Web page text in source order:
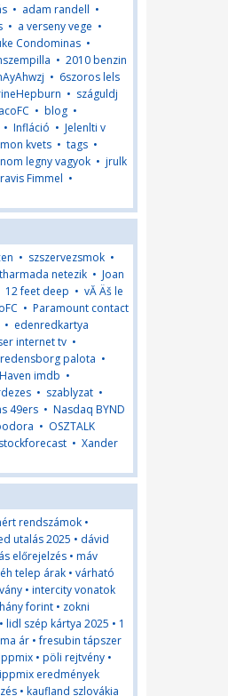
• adam randell •
• a verseny vege •
Condominas •
• 2010 benzin
• 6szoros lels
• száguldj
• blog •
• Infláció • Jelenlti v
kvets • tags •
legny vagyok • jrulk
Fimmel •
• szszervezsmok •
netezik • Joan
12 feet deep • vĂ Äš le
• Paramount contact
• edenredkartya
internet tv •
palota •
Haven imdb •
• szablyzat •
49ers • Nasdaq BYND
• OSZTALK
• Xander
rendszámok •
utalás 2025 • dávid
előrejelzés • máv
telep árak • várható
• intercity vonatok
forint • zokni
• lidl szép kártya 2025 • 1
ár •fresubin tápszer
• pöli rejtvény •
eredmények
• kaufland szlovákia